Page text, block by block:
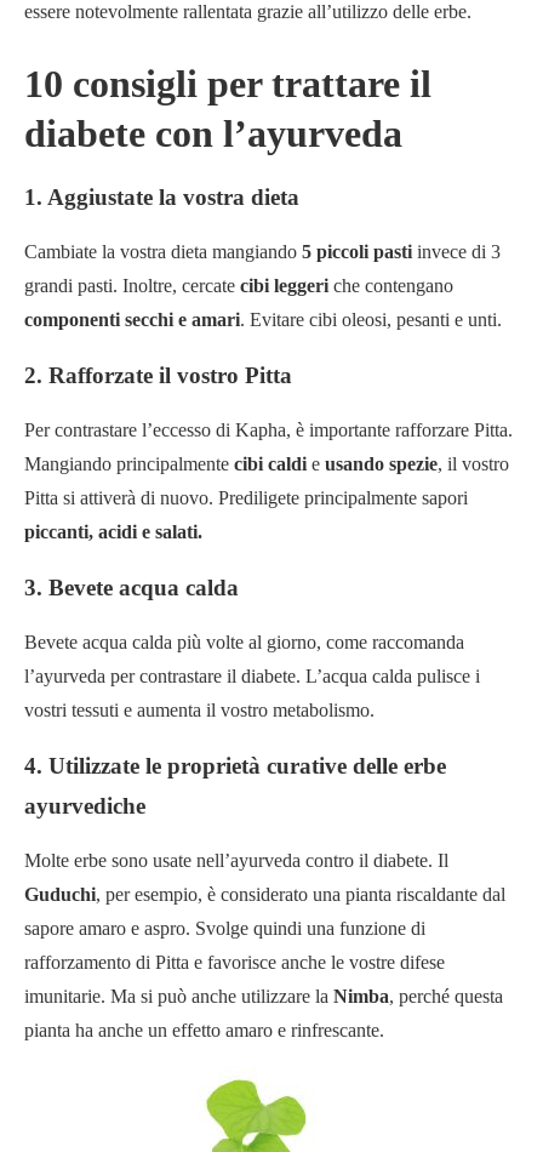
essere notevolmente rallentata grazie all’utilizzo delle erbe.
10 consigli per trattare il
diabete con l’ayurveda
1. Aggiustate la vostra dieta
Cambiate la vostra dieta mangiando 5 piccoli pasti invece di 3
grandi pasti. Inoltre, cercate cibi leggeri che contengano
componenti secchi e amari. Evitare cibi oleosi, pesanti e unti.
2. Rafforzate il vostro Pitta
Per contrastare l’eccesso di Kapha, è importante rafforzare Pitta.
Mangiando principalmente cibi caldi e usando spezie, il vostro
Pitta si attiverà di nuovo. Prediligete principalmente sapori
piccanti, acidi e salati.
3. Bevete acqua calda
Bevete acqua calda più volte al giorno, come raccomanda
l’ayurveda per contrastare il diabete. L’acqua calda pulisce i
vostri tessuti e aumenta il vostro metabolismo.
4. Utilizzate le proprietà curative delle erbe
ayurvediche
Molte erbe sono usate nell’ayurveda contro il diabete. Il
Guduchi, per esempio, è considerato una pianta riscaldante dal
sapore amaro e aspro. Svolge quindi una funzione di
rafforzamento di Pitta e favorisce anche le vostre difese
imunitarie. Ma si può anche utilizzare la Nimba, perché questa
pianta ha anche un effetto amaro e rinfrescante.